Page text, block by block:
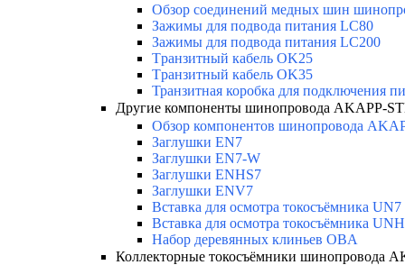
Обзор соединений медных шин
Зажимы для подвода питания LC80
Зажимы для подвода питания LC200
Tранзитный кабель OK25
Tранзитный кабель OK35
Транзитная коробка для подключения
Другие компоненты шинопровода AKAPP-
Обзор компонентов шинопровода
Заглушки EN7
Заглушки EN7-W
Заглушки ENHS7
Заглушки ENV7
Вставка для осмотра токосъёмника UN7
Вставка для осмотра токосъёмника
Набор деревянных клиньев OBA
Коллекторные токосъёмники шинопровода